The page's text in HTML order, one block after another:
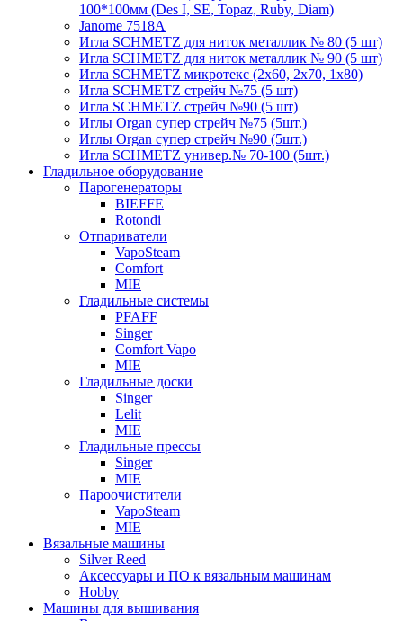
100*100мм (Des I, SE, Topaz, Ruby, Diam)
Janome 7518A
Игла SCHMETZ для ниток металлик № 80 (5 шт)
Игла SCHMETZ для ниток металлик № 90 (5 шт)
Игла SCHMETZ микротекс (2х60, 2х70, 1х80)
Игла SCHMETZ стрейч №75 (5 шт)
Игла SCHMETZ стрейч №90 (5 шт)
Иглы Organ супер стрейч №75 (5шт.)
Иглы Organ супер стрейч №90 (5шт.)
Игла SCHMETZ универ.№ 70-100 (5шт.)
Гладильное оборудование
Парогенераторы
BIEFFE
Rotondi
Отпариватели
VapoSteam
Comfort
MIE
Гладильные системы
PFAFF
Singer
Comfort Vapo
MIE
Гладильные доски
Singer
Lelit
MIE
Гладильные прессы
Singer
MIE
Пароочистители
VapoSteam
MIE
Вязальные машины
Silver Reed
Аксессуары и ПО к вязальным машинам
Hobby
Машины для вышивания